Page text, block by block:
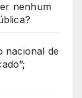
nenhum
nacional de